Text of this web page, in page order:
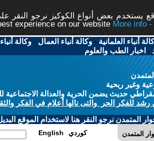
يستخدم بعض أنواع الكوكيز نرجو النقر
experience on our website
أنباء العلمانية -وكالة أنباء العمال -وكالة
- اخبار الطب والعلوم
وغير ربحية
حديث يضمن الحرية والعدالة الاجتماعية
للفكر الحر والتى نالها أعلام في الفكر
المتمدن نرجو النقر هنا لاستخدام الموقع
المتمدن English كوردي